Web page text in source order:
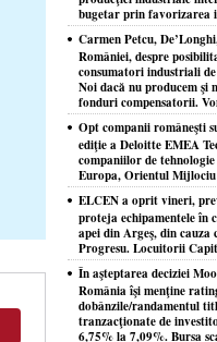
bugetar prin favorizarea
Carmen Petcu,
României, despre
consumatori industriali
Noi dacă nu producem şi
fonduri compensatorii.
Opt companii româneşti
ediţie a Deloitte EMEA
companiilor de
Europa, Orientul
ELCEN a oprit vineri,
proteja echipamentele în
apei din Argeş, din
Progresu. Locuitorii
În aşteptarea deciziei
România îşi menţine
dobânzile/randamentul
tranzacţionate de
6,75% la 7,09%. Bursa